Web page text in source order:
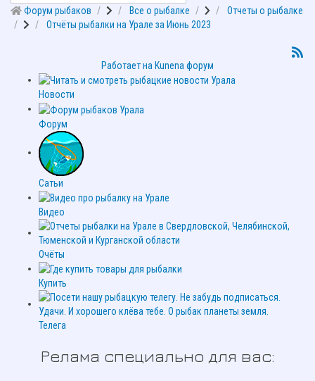
Форум рыбаков Все о рыбалке
Отчеты о рыбалке
Отчёты рыбалки на Урале за Июнь 2023
Работает на Kunena форум
Новости
Форум
Сатьи
Видео
Очёты
Купить
Телега
Релама специально для вас: